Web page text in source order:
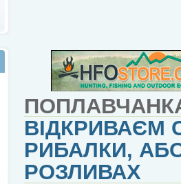
ВІДКРИВАЄМ
РИБАЛКИ,
РОЗЛИВАХ